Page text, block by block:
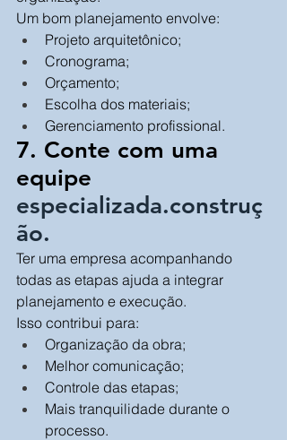
Um bom planejamento envolve:
Projeto arquitetônico;
Cronograma;
Orçamento;
Escolha dos materiais;
Gerenciamento profissional.
7. Conte com uma
equipe
especializada.construç
ão.
Ter uma empresa acompanhando
todas as etapas ajuda a integrar
planejamento e execução.
Isso contribui para:
Organização da obra;
Melhor comunicação;
Controle das etapas;
Mais tranquilidade durante o
processo.